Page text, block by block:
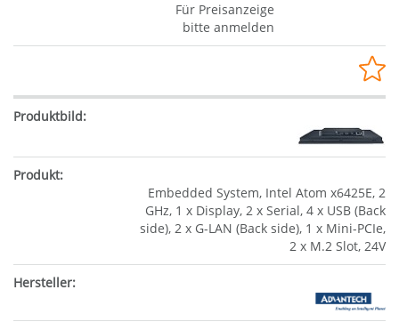
Für Preisanzeige
bitte anmelden
Embedded System, Intel Atom x6425E, 2
GHz, 1 x Display, 2 x Serial, 4 x USB (Back
side), 2 x G-LAN (Back side), 1 x Mini-PCIe,
2 x M.2 Slot, 24V